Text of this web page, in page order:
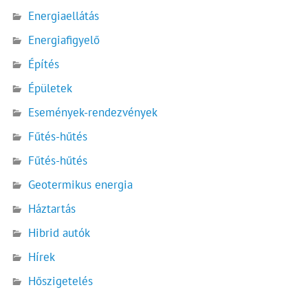
Energiaellátás
Energiafigyelő
Építés
Épületek
Események-rendezvények
Fűtés-hűtés
Fűtés-hűtés
Geotermikus energia
Háztartás
Hibrid autók
Hírek
Hőszigetelés